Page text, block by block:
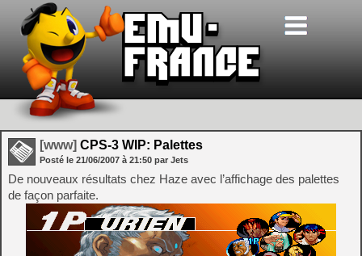
[www] CPS-3 WIP: Palettes
Posté le 21/06/2007 à 21:50 par Jets
De nouveaux résultats chez Haze avec l’affichage des palettes
de façon parfaite.